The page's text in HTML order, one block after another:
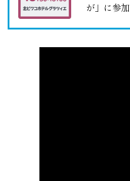
が」に参加